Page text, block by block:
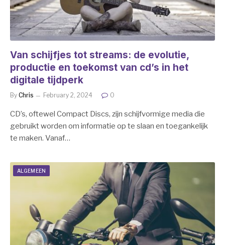
Van schijfjes tot streams: de evolutie,
productie en toekomst van cd’s in het
digitale tijdperk
By Chris February 2, 2024 0
CD’s, oftewel Compact Discs, zijn schijfvormige media die
gebruikt worden om informatie op te slaan en toegankelijk
te maken. Vanaf…
ALGEMEEN